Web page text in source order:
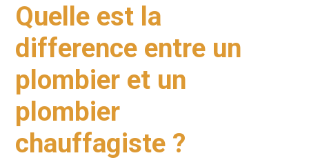
Quelle est la
difference entre un
plombier et un
plombier
chauffagiste ?